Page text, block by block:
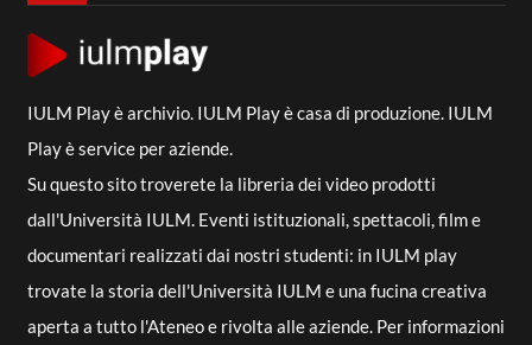
IULM Play è archivio. IULM Play è casa di produzione. IULM
Play è service per aziende.
Su questo sito troverete la libreria dei video prodotti
dall'Università IULM. Eventi istituzionali, spettacoli, film e
documentari realizzati dai nostri studenti: in IULM play
trovate la storia dell'Università IULM e una fucina creativa
aperta a tutto l'Ateneo e rivolta alle aziende. Per informazioni